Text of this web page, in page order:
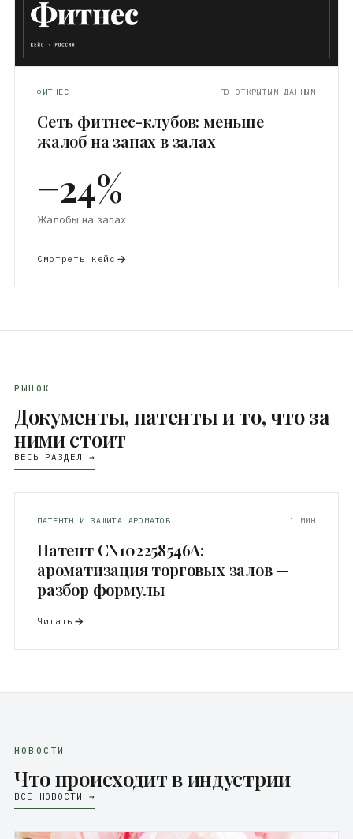
ФИТНЕС ПО ОТКРЫТЫМ ДАННЫМ
Сеть фитнес-клубов: меньше
жалоб на запах в залах
−24%
Жалобы на запах
Смотреть кейс
РЫНОК
Документы, патенты и то, что за
ними стоит
ВЕСЬ РАЗДЕЛ →
ПАТЕНТЫ И ЗАЩИТА АРОМАТОВ 1 МИН
Патент CN102258546A:
ароматизация торговых залов —
разбор формулы
Читать
НОВОСТИ
Что происходит в индустрии
ВСЕ НОВОСТИ →